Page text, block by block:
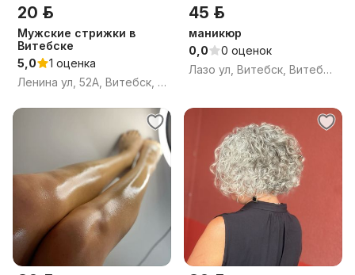
20 р.
Мужские стрижки в
Витебске
5,0
1 оценка
Ленина ул, 52А, Витебск, Витебская область
45 р.
маникюр
0,0
0 оценок
Лазо ул, Витебск, Витебская область